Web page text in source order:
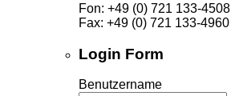
Fon: +49 (0) 721 133-4508
Fax: +49 (0) 721 133-4960
Login Form
Benutzername